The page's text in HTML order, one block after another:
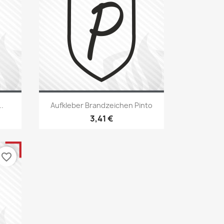
Vorschau
Aufkleber Brandzeichen Pinto
3,41 €
favorite_border